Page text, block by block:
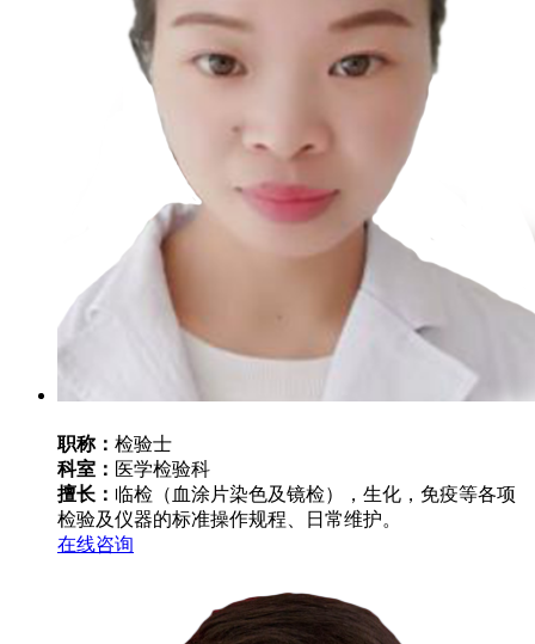
职称： 检验士
科室： 医学检验科
擅长： 临检（血涂片染色及镜检），生化，免疫等各项
检验及仪器的标准操作规程、日常维护。
在线咨询